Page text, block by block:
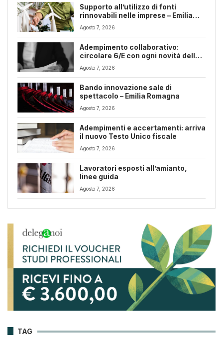
Supporto all’utilizzo di fonti
rinnovabili nelle imprese – Emilia
Romagna
Agosto 7, 2026
Adempimento collaborativo:
circolare 6/E con ogni novità della
riforma fiscale
Agosto 7, 2026
Bando innovazione sale di
spettacolo – Emilia Romagna
Agosto 7, 2026
Adempimenti e accertamenti: arriva
il nuovo Testo Unico fiscale
Agosto 7, 2026
Lavoratori esposti all’amianto,
linee guida
Agosto 7, 2026
TAG